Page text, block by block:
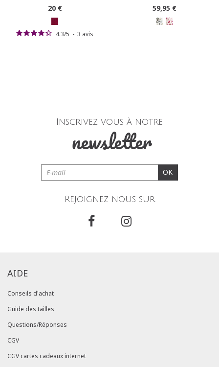
20€
4.3/5 - 3 avis
59,95 €
Inscrivez vous à notre
newsletter
OK
Rejoignez nous sur
AIDE
Conseils d'achat
Guide des tailles
Questions/Réponses
CGV
CGV cartes cadeaux internet